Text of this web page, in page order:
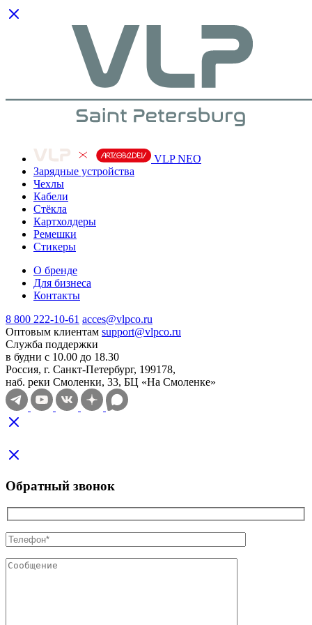
VLP NEO
Зарядные устройства
Чехлы
Кабели
Cтёкла
Картхолдеры
Ремешки
Стикеры
О бренде
Для бизнеса
Контакты
8 800 222-10-61 acces@vlpco.ru
Оптовым клиентам support@vlpco.ru
Служба поддержки
в будни с 10.00 до 18.30
Россия, г. Санкт-Петербург, 199178,
наб. реки Смоленки, 33, БЦ «На Смоленке»
Обратный звонок